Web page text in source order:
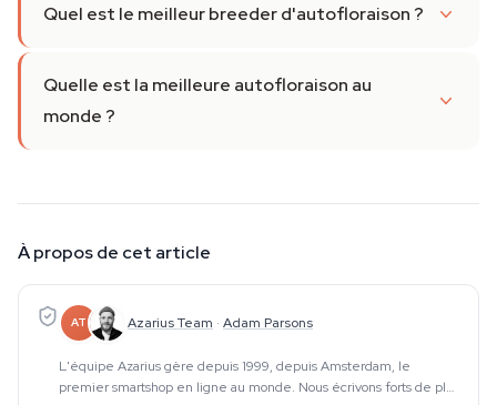
Quel est le meilleur breeder d'autofloraison ?
Quelle est la meilleure autofloraison au
monde ?
À propos de cet article
AT Azarius Team · Adam Parsons
L'équipe Azarius gère depuis 1999, depuis Amsterdam, le
premier smartshop en ligne au monde. Nous écrivons forts de plus